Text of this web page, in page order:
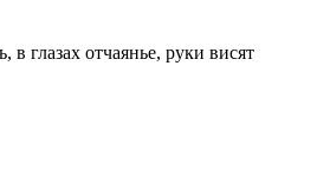
глазах отчаянье, руки висят